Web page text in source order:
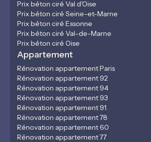
Prix béton ciré Val d'Oise
Prix béton ciré Seine-et-Marne
Prix béton ciré Essonne
Prix béton ciré Val-de-Marne
Prix béton ciré Oise
Appartement
Rénovation appartement Paris
Rénovation appartement 92
Rénovation appartement 94
Rénovation appartement 93
Rénovation appartement 91
Rénovation appartement 78
Rénovation appartement 60
Rénovation appartement 77